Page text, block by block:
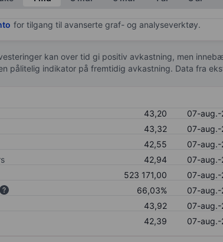
for tilgang til avanserte graf- og analyseverktøy.
kan over tid gi positiv avkastning, men
pålitelig indikator på fremtidig avkastning. Data fra
43,20
07-aug.-
43,32
07-aug.-
42,55
07-aug.-
42,94
07-aug.-
523 171,00
07-aug.-
66,03%
07-aug.-
43,92
07-aug.-
42,39 07-aug.-